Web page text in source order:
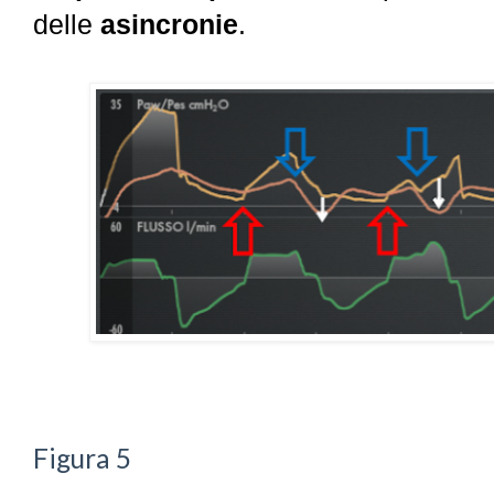
delle asincronie.
Figura 5